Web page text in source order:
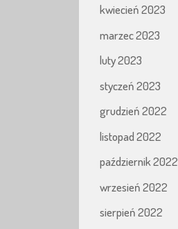
kwiecień 2023
marzec 2023
luty 2023
styczeń 2023
grudzień 2022
listopad 2022
październik 2022
wrzesień 2022
sierpień 2022